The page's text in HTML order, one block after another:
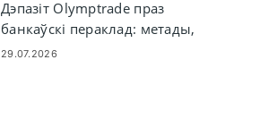
Дэпазіт Olymptrade праз
банкаўскі пераклад: метады,
ліміты і тэрміны
29.07.2026